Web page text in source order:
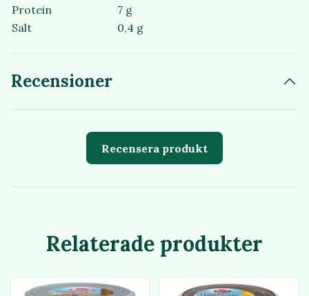
Protein
7 g
Salt
0,4 g
Recensioner
Recensera produkt
Relaterade produkter